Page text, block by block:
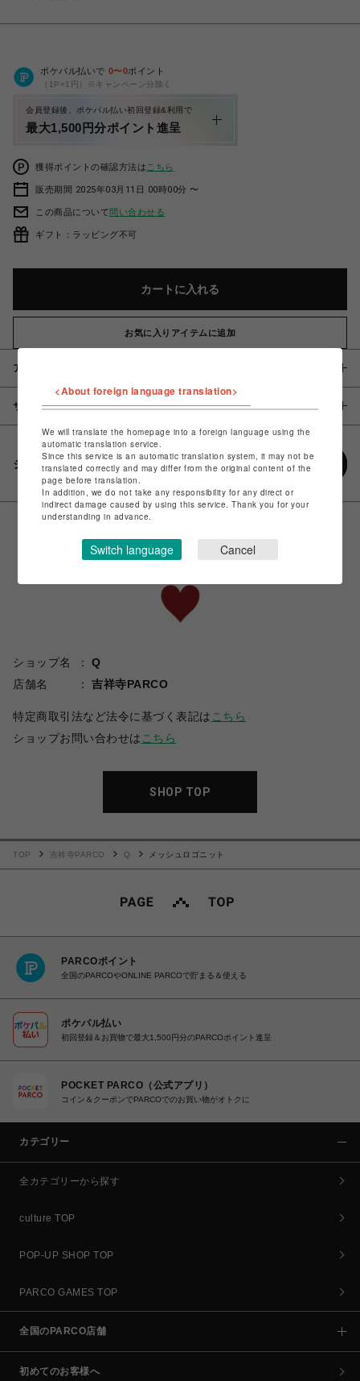
ポケパル払いで 0〜0ポイント
（1P=1円）※キャンペーン分除く
会員登録後、ポケパル払い初回登録&利用で
最大1,500円分ポイント進呈
獲得ポイントの確認方法は こちら
販売期間 2025年03月11日 00時00分 〜
この商品について問い合わせる
ギフト：ラッピング不可
カートに入れる
お気に入りアイテムに追加
アイテム説明 / 素材
サイズ
シェアする
ショップ名
Q
店舗名
吉祥寺PARCO
特定商取引法など法令に基づく表記は こちら
ショップお問い合わせは こちら
SHOP TOP
TOP 吉祥寺PARCO Q メッシュロゴニット
PARCOポイント
全国のPARCOやONLINE PARCOで貯まる＆使える
ポケパル払い
初回登録＆お買物で最大1,500円分のPARCOポイント進呈
POCKET PARCO（公式アプリ）
コイン＆クーポンでPARCOでのお買い物がオトクに
カテゴリー
全カテゴリーから探す
culture TOP
POP-UP SHOP TOP
PARCO GAMES TOP
全国のPARCO店舗
初めてのお客様へ
<About foreign language translation>
We will translate the homepage into a foreign language using the
automatic translation service.
Since this service is an automatic translation system, it may not be
translated correctly and may differ from the original content of the
page before translation.
In addition, we do not take any responsibility for any direct or
indirect damage caused by using this service. Thank you for your
understanding in advance.
Switch language Cancel